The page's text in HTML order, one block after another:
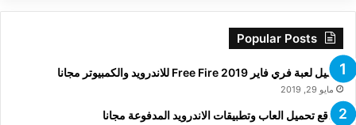
Popular Posts
تحميل لعبة فري فاير Free Fire 2019 للاندرويد والكمبيوتر مجانا
مايو 29, 2019
مواقع تحميل العاب وتطبيقات الاندرويد المدفوعة مجانا